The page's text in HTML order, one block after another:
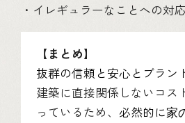
・イレギュラーなことへの対
【まとめ】
抜群の信頼と安心とブラン
建築に直接関係しないコス
っているため、 必然的に家